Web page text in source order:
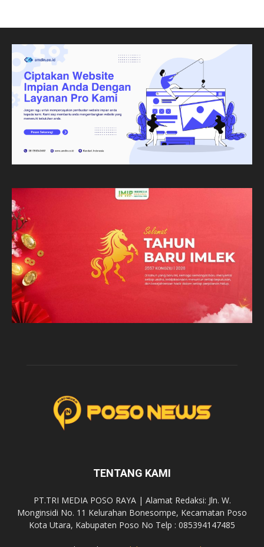
TENTANG KAMI
PT.TRI MEDIA POSO RAYA | Alamat Redaksi: Jln. W.
Monginsidi No. 11 Kelurahan Bonesompe, Kecamatan Poso
Kota Utara, Kabupaten Poso No Telp : 085394147485